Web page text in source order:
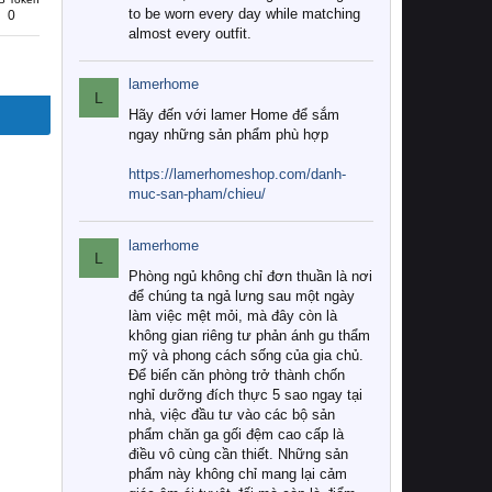
0
to be worn every day while matching
almost every outfit.
L
lamerhome
Hãy đến với lamer Home để sắm
ngay những sản phẩm phù hợp
https://lamerhomeshop.com/danh-
muc-san-pham/chieu/
L
lamerhome
Phòng ngủ không chỉ đơn thuần là nơi
để chúng ta ngả lưng sau một ngày
làm việc mệt mỏi, mà đây còn là
không gian riêng tư phản ánh gu thẩm
mỹ và phong cách sống của gia chủ.
Để biến căn phòng trở thành chốn
nghỉ dưỡng đích thực 5 sao ngay tại
nhà, việc đầu tư vào các bộ sản
phẩm chăn ga gối đệm cao cấp là
điều vô cùng cần thiết. Những sản
phẩm này không chỉ mang lại cảm